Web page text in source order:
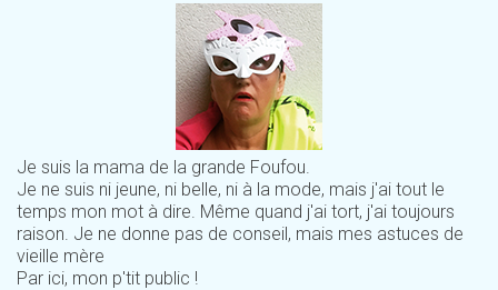
Je suis la mama de la grande Foufou.
Je ne suis ni jeune, ni belle, ni à la mode, mais j'ai tout le
temps mon mot à dire. Même quand j'ai tort, j'ai toujours
raison. Je ne donne pas de conseil, mais mes astuces de
vieille mère
Par ici, mon p'tit public !